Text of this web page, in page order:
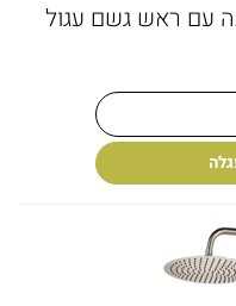
עם ראש גשם עגול